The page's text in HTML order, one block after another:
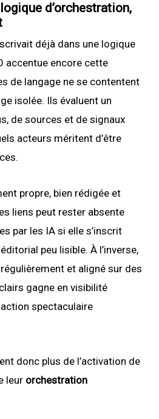
logique d’orchestration,
déjà dans une logique
accentue encore cette
de langage ne se contentent
isolée. Ils évaluent un
de sources et de signaux
acteurs méritent d’être
propre, bien rédigée et
liens peut rester absente
par les IA si elle s’inscrit
peu lisible. À l’inverse,
et aligné sur des
gagne en visibilité
spectaculaire
donc plus de l’activation de
leur orchestration